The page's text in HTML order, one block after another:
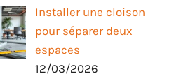
Installer une cloison
pour séparer deux
espaces
12/03/2026